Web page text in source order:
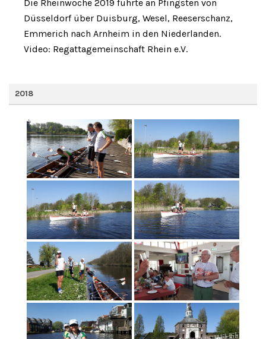
Die Rheinwoche 2019 führte an Pfingsten von
Düsseldorf über Duisburg, Wesel, Reeserschanz,
Emmerich nach Arnheim in den Niederlanden.
Video: Regattagemeinschaft Rhein e.V.
2018